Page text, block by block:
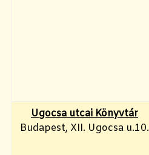
Ugocsa utcai Könyvtár
Budapest, XII. Ugocsa u.10.